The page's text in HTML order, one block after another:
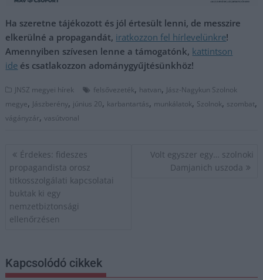
Ha szeretne tájékozott és jól értesült lenni, de messzire
elkerülné a propagandát, iratkozzon fel hírlevelünkre!
Amennyiben szívesen lenne a támogatónk, kattintson
ide és csatlakozzon adománygyűjtésünkhöz!
JNSZ megyei hírek felsővezeték, hatvan, Jász-Nagykun Szolnok
megye, Jászberény, június 20, karbantartás, munkálatok, Szolnok, szombat,
vágányzár,vasútvonal
Bejegyzés
navigáció
Érdekes: fideszes
propagandista orosz
titkosszolgálati kapcsolatai
buktak ki egy
nemzetbiztonsági
ellenőrzésen
Volt egyszer egy… szolnoki
Damjanich uszoda
Kapcsolódó cikkek